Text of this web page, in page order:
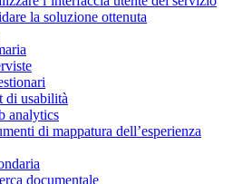
la soluzione ottenuta
di usabilità
analytics
di mappatura dell’esperienza
documentale